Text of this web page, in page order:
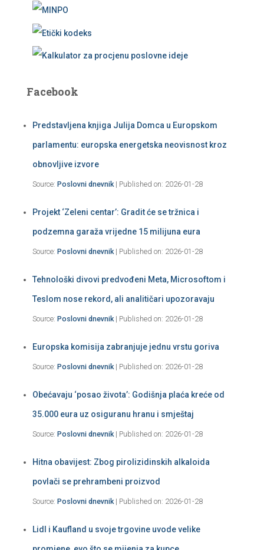
Facebook
Predstavljena knjiga Julija Domca u Europskom
parlamentu: europska energetska neovisnost kroz
obnovljive izvore
Source: Poslovni dnevnik Published on: 2026-01-28
Projekt ‘Zeleni centar’: Gradit će se tržnica i
podzemna garaža vrijedne 15 milijuna eura
Source: Poslovni dnevnik Published on: 2026-01-28
Tehnološki divovi predvođeni Meta, Microsoftom i
Teslom nose rekord, ali analitičari upozoravaju
Source: Poslovni dnevnik Published on: 2026-01-28
Europska komisija zabranjuje jednu vrstu goriva
Source: Poslovni dnevnik Published on: 2026-01-28
Obećavaju ‘posao života’: Godišnja plaća kreće od
35.000 eura uz osiguranu hranu i smještaj
Source: Poslovni dnevnik Published on: 2026-01-28
Hitna obavijest: Zbog pirolizidinskih alkaloida
povlači se prehrambeni proizvod
Source: Poslovni dnevnik Published on: 2026-01-28
Lidl i Kaufland u svoje trgovine uvode velike